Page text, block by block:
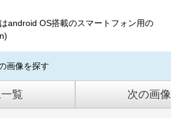
android OS搭載のスマートフォン用の
画像を探す
覧 次の画像